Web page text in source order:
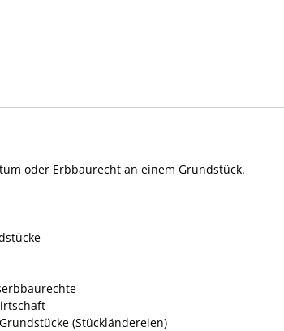
oder Erbbaurecht an einem Grundstück.
(Stückländereien)